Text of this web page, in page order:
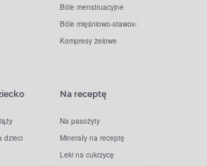
Bóle menstruacyjne
Bóle mięśniowo-stawowe
Kompresy żelowe
dzieci
Na receptę
Na pasożyty
Minerały na receptę
Leki na cukrzycę